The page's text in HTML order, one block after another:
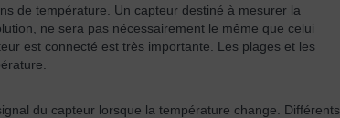
de température. Un capteur destiné à mesurer la
ne sera pas nécessairement le même que celui
est connecté est très importante. Les plages et les
du capteur lorsque la température change. Différents